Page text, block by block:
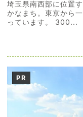
埼玉県南西部に位置
かなまち。東京から
っています。 300...
PR